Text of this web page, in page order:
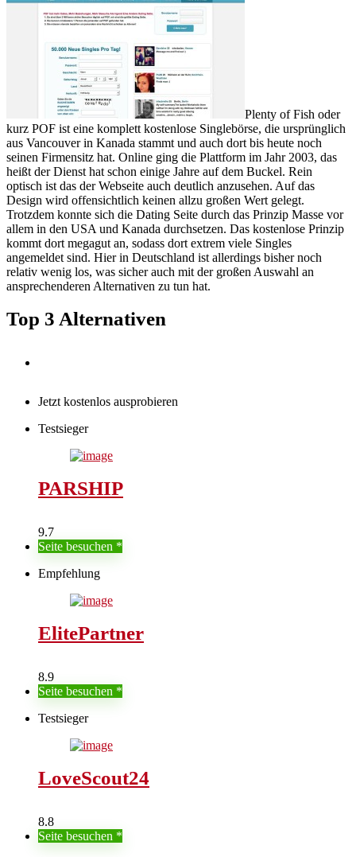
Plenty of Fish oder
kurz POF ist eine komplett kostenlose Singlebörse, die ursprünglich
aus Vancouver in Kanada stammt und auch dort bis heute noch
seinen Firmensitz hat. Online ging die Plattform im Jahr 2003, das
heißt der Dienst hat schon einige Jahre auf dem Buckel. Rein
optisch ist das der Webseite auch deutlich anzusehen. Auf das
Design wird offensichtlich keinen allzu großen Wert gelegt.
Trotzdem konnte sich die Dating Seite durch das Prinzip Masse vor
allem in den USA und Kanada durchsetzen. Das kostenlose Prinzip
kommt dort megagut an, sodass dort extrem viele Singles
angemeldet sind. Hier in Deutschland ist allerdings bisher noch
relativ wenig los, was sicher auch mit der großen Auswahl an
ansprechenderen Alternativen zu tun hat.
Top 3 Alternativen
Jetzt kostenlos ausprobieren
Testsieger
PARSHIP
9.7
Seite besuchen
Empfehlung
ElitePartner
8.9
Seite besuchen
Testsieger
LoveScout24
8.8
Seite besuchen